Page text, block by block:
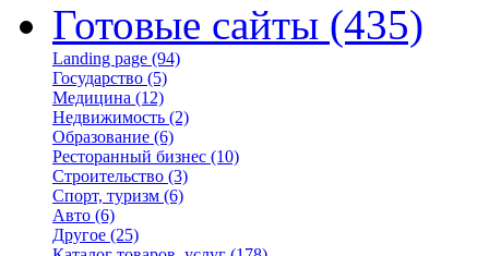
Готовые сайты (435)
Landing page (94)
Государство (5)
Медицина (12)
Недвижимость (2)
Образование (6)
Ресторанный бизнес (10)
Строительство (3)
Спорт, туризм (6)
Авто (6)
Другое (25)